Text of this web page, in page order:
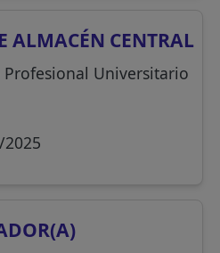
ALMACÉN CENTRAL
Universitario